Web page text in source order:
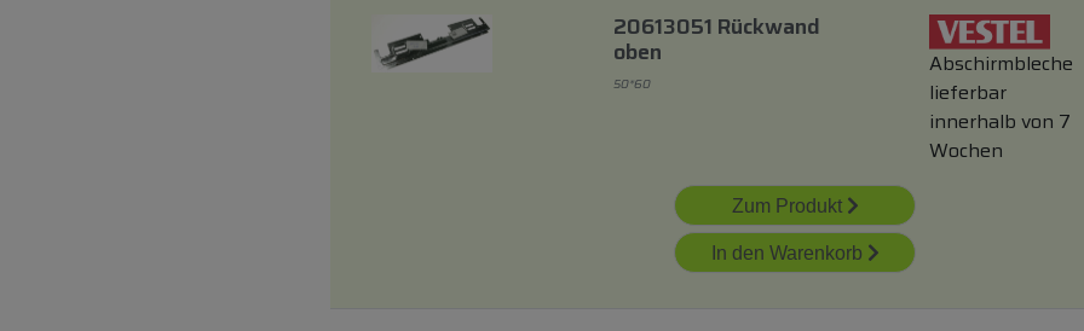
20613051 Rückwand
oben
50*60
Abschirmbleche
lieferbar
innerhalb von 7
Wochen
Zum Produkt
In den Warenkorb